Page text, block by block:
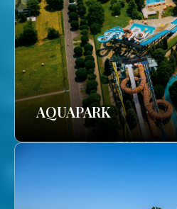
AQUAPARK